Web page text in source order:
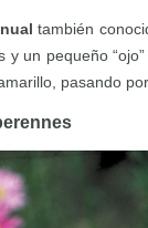
también
y un pequeño
pasando